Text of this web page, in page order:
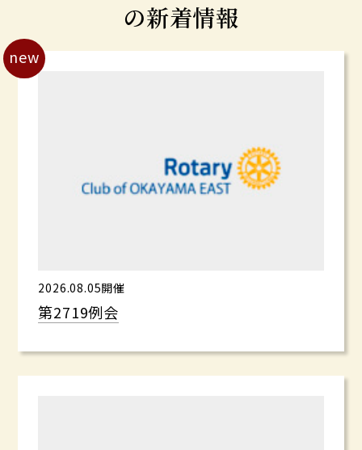
の新着情報
new
2026.08.05開催
第2719例会